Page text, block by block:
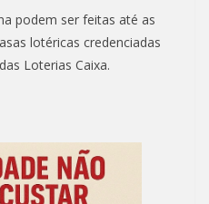
podem ser feitas até as
lotéricas credenciadas
Loterias Caixa.